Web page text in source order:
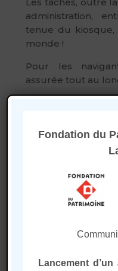
administration,
tenue du
monde !
Pour les
assurée tout au
Barque.
D’octobre à
Trois types
Fondation du
Lancement